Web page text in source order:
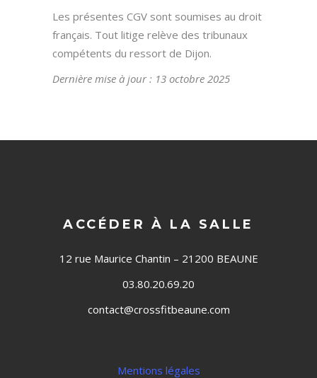
Les présentes CGV sont soumises au droit
français. Tout litige relève des tribunaux
compétents du ressort de Dijon.
Dernière mise à jour : 13 octobre 2025
ACCÉDER À LA SALLE
12 rue Maurice Chantin – 21200 BEAUNE
03.80.20.69.20
contact@crossfitbeaune.com
Mentions légales